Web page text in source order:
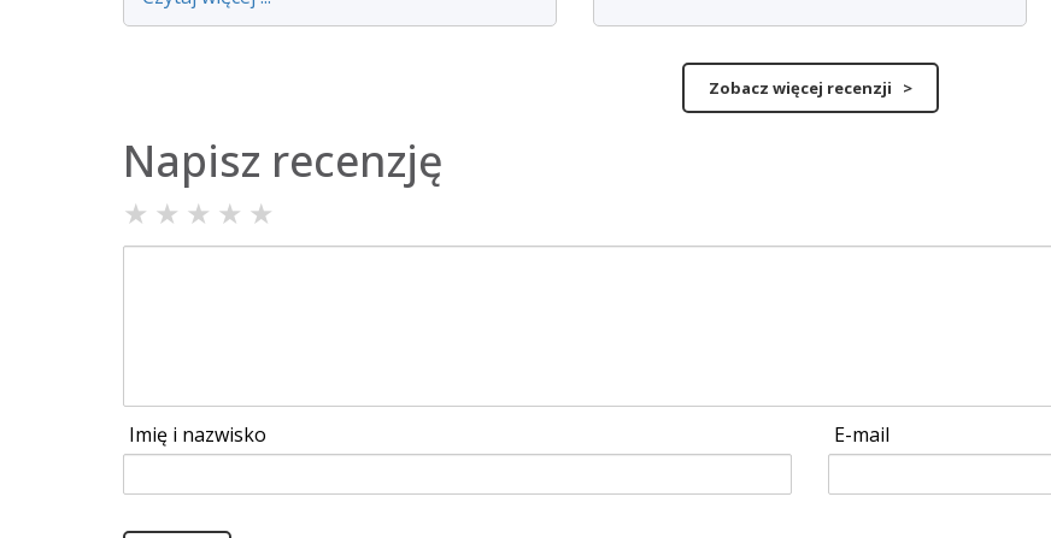
Zobacz więcej recenzji >
Napisz recenzję
★ ★ ★ ★ ★
Imię i nazwisko E-mail